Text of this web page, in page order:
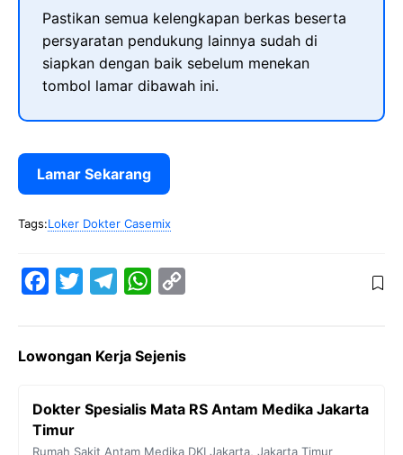
Pastikan semua kelengkapan berkas beserta
persyaratan pendukung lainnya sudah di
siapkan dengan baik sebelum menekan
tombol lamar dibawah ini.
Lamar Sekarang
Tags:Loker Dokter Casemix
e
o
t
e
e
r
a
W
t
A
p
y
n
Lowongan Kerja Sejenis
Dokter Spesialis Mata RS Antam Medika Jakarta
Timur
Rumah Sakit Antam Medika DKI Jakarta, Jakarta Timur